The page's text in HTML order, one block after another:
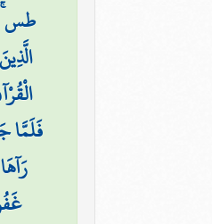
طس
فَلَمَّا